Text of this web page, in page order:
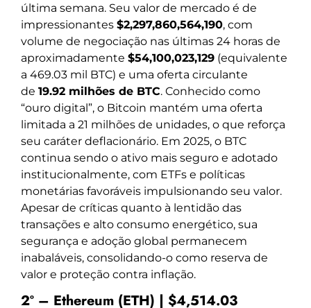
última semana. Seu valor de mercado é de
impressionantes $2,297,860,564,190, com
volume de negociação nas últimas 24 horas de
aproximadamente $54,100,023,129 (equivalente
a 469.03 mil BTC) e uma oferta circulante
de 19.92 milhões de BTC. Conhecido como
“ouro digital”, o Bitcoin mantém uma oferta
limitada a 21 milhões de unidades, o que reforça
seu caráter deflacionário. Em 2025, o BTC
continua sendo o ativo mais seguro e adotado
institucionalmente, com ETFs e políticas
monetárias favoráveis impulsionando seu valor.
Apesar de críticas quanto à lentidão das
transações e alto consumo energético, sua
segurança e adoção global permanecem
inabaláveis, consolidando-o como reserva de
valor e proteção contra inflação.
2º – Ethereum (ETH) | $4,514.03